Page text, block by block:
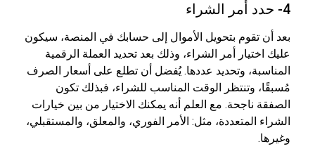
4- حدد أمر الشراء
بعد أن تقوم بتحويل الأموال إلى حسابك في المنصة، سيكون
عليك اختيار أمر الشراء، وذلك بعد تحديد العملة الرقمية
المناسبة، وتحديد عددها. يُفضل أن تطلع على أسعار الصرف
مُسبقًا، وتنتظر الوقت المناسب للشراء، فبذلك تكون
الصفقة ناجحة. مع العلم أنه يمكنك الاختيار من بين خيارات
الشراء المتعددة، مثل: الأمر الفوري، والمعلق، والمستقبلي،
وغيرها.